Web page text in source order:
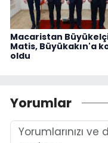
Macaristan
Matis, Büyükakın'a
oldu
Yorumlar